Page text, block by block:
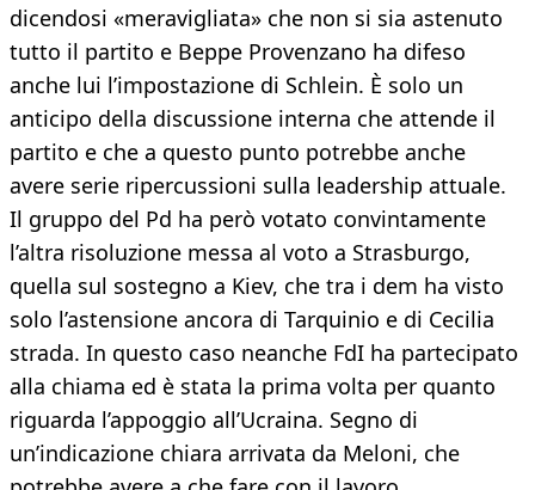
dicendosi «meravigliata» che non si sia astenuto
tutto il partito e Beppe Provenzano ha difeso
anche lui l’impostazione di Schlein. È solo un
anticipo della discussione interna che attende il
partito e che a questo punto potrebbe anche
avere serie ripercussioni sulla leadership attuale.
Il gruppo del Pd ha però votato convintamente
l’altra risoluzione messa al voto a Strasburgo,
quella sul sostegno a Kiev, che tra i dem ha visto
solo l’astensione ancora di Tarquinio e di Cecilia
strada. In questo caso neanche FdI ha partecipato
alla chiama ed è stata la prima volta per quanto
riguarda l’appoggio all’Ucraina. Segno di
un’indicazione chiara arrivata da Meloni, che